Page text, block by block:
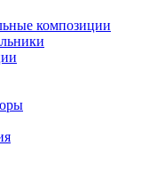
композиции